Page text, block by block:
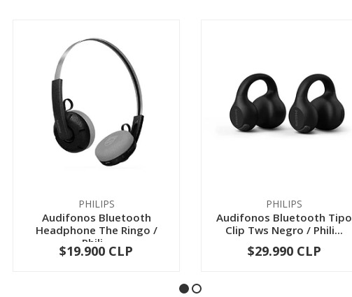
PHILIPS
Audifonos Bluetooth
Headphone The Ringo /
Phili...
+
$19.900 CLP
PHILIPS
Audifonos Bluetooth Tipo
Clip Tws Negro / Phili...
+
$29.990 CLP